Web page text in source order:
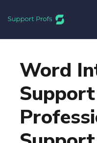
Word
Support